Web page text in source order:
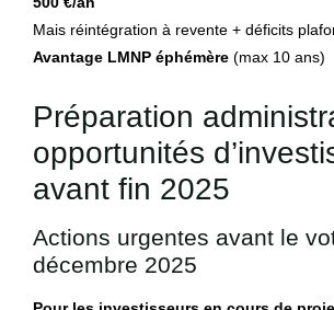
Mais réintégration à revente + déficits
Avantage LMNP éphémère (max 10 ans)
Préparation
opportunités
avant fin 2025
Actions urgentes avant le
décembre 2025